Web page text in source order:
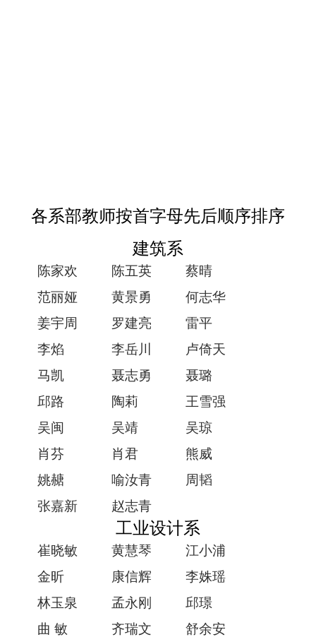
各系部教师按首字母先后顺序排序
建筑系
陈家欢 陈五英
蔡晴
范丽娅
黄景勇
何志华
姜宇周
罗建亮
雷平
李焰
李岳川
卢倚天
马凯
聂志勇
聂璐
邱路
陶莉
王雪强
吴闽
吴靖
吴琼
肖芬
肖君
熊威
姚赯
喻汝青
周韬
张嘉新
赵志青
工业设计系
崔晓敏 黄慧琴
江小浦
金昕
康信辉
李姝瑶
林玉泉
孟永刚
邱璟
曲 敏
齐瑞文
舒余安